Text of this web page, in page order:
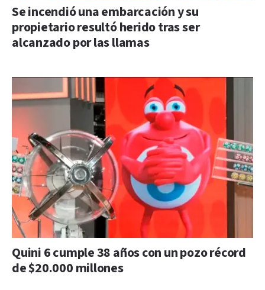
Se incendió una embarcación y su
propietario resultó herido tras ser
alcanzado por las llamas
Quini 6 cumple 38 años con un pozo récord
de $20.000 millones